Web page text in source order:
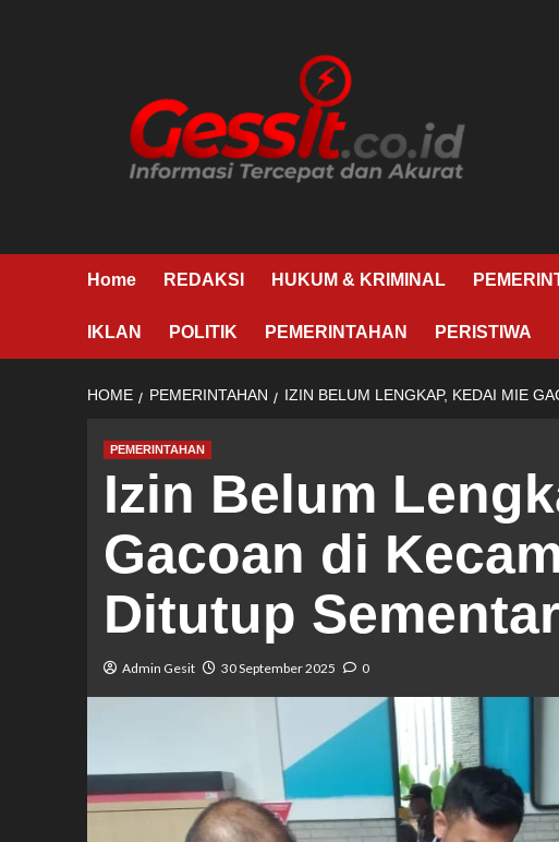
Home REDAKSI HUKUM & KRIMINAL
IKLAN POLITIK PEMERINTAHAN PERISTIWA
HOME PEMERINTAHAN IZIN BELUM LENGKAP, KEDAI MIE
PEMERINTAHAN
Izin Belum
Gacoan di
Ditutup
Admin Gesit 30 September 2025 0